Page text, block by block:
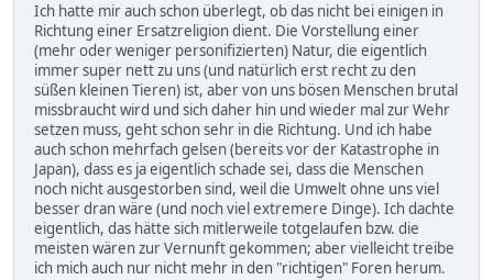
Ich hatte mir auch schon überlegt, ob das nicht bei einigen in
Richtung einer Ersatzreligion dient. Die Vorstellung einer
(mehr oder weniger personifizierten) Natur, die eigentlich
immer super nett zu uns (und natürlich erst recht zu den
süßen kleinen Tieren) ist, aber von uns bösen Menschen brutal
missbraucht wird und sich daher hin und wieder mal zur Wehr
setzen muss, geht schon sehr in die Richtung. Und ich habe
auch schon mehrfach gelsen (bereits vor der Katastrophe in
Japan), dass es ja eigentlich schade sei, dass die Menschen
noch nicht ausgestorben sind, weil die Umwelt ohne uns viel
besser dran wäre (und noch viel extremere Dinge). Ich dachte
eigentlich, das hätte sich mitlerweile totgelaufen bzw. die
meisten wären zur Vernunft gekommen; aber vielleicht treibe
ich mich auch nur nicht mehr in den "richtigen" Foren herum.